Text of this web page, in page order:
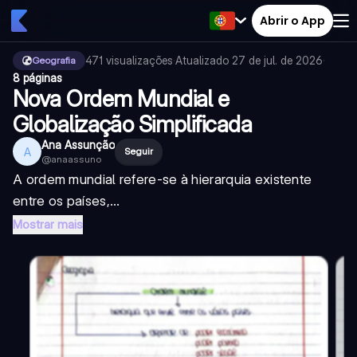
Abrir o App
Geografia 471 visualizações·Atualizado 27 de jul. de 2026·
8 páginas
Nova Ordem Mundial e
Globalização Simplificada
A Ana Assunção
@anaassuno
Seguir
A ordem mundial refere-se à hierarquia existente
entre os países,...
Mostrar mais